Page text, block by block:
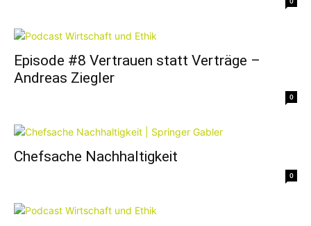
Episode #8 Vertrauen statt Verträge –
Andreas Ziegler
0
Chefsache Nachhaltigkeit
0